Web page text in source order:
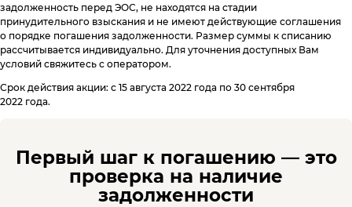
eos@oooeos.ru
задолженность перед ЭОС, не находятся на стадии
принудительного взыскания и не имеют действующие соглашения
о порядке погашения задолженности. Размер суммы к списанию
рассчитывается индивидуально. Для уточнения доступных Вам
условий свяжитесь с оператором.
Срок действия акции: с 15 августа 2022 года по 30 сентября
2022 года.
Первый шаг к погашению — это
проверка на наличие
задолженности